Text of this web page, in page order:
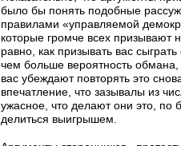
было бы понять подобные
правилами «управляемой
которые громче всех призывают
равно, как призывать вас
чем больше вероятность
вас убеждают повторять это
впечатление, что зазывалы из
ужасное, что делают они это, по
делиться выигрышем.